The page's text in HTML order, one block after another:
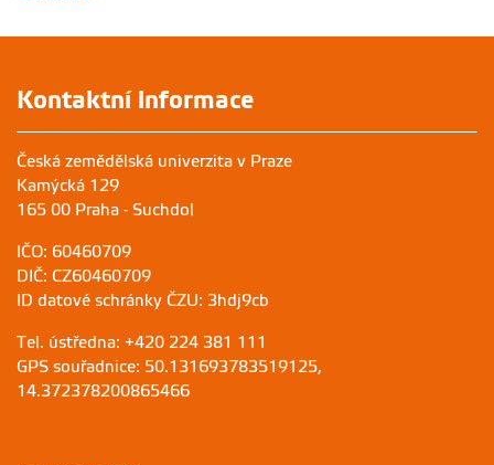
Kontaktní informace
Česká zemědělská univerzita v Praze
Kamýcká 129
165 00 Praha - Suchdol
IČO: 60460709
DIČ: CZ60460709
ID datové schránky ČZU: 3hdj9cb
Tel. ústředna: +420 224 381 111
GPS souřadnice: 50.131693783519125,
14.372378200865466